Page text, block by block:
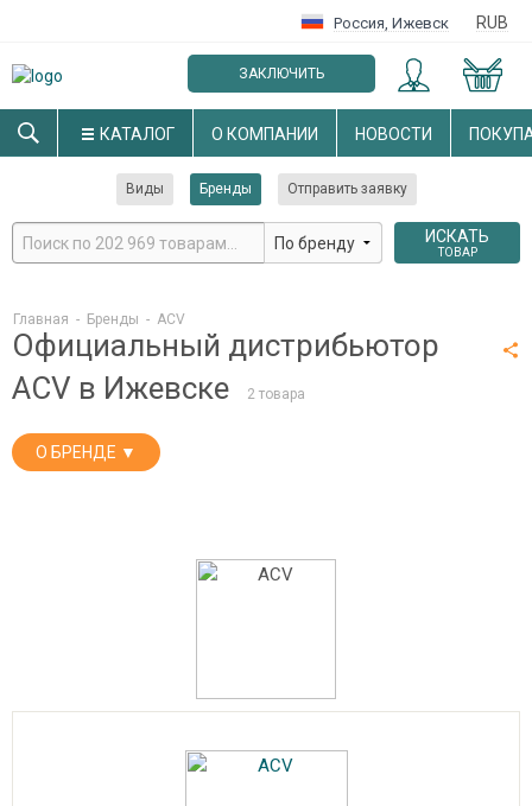
Россия, Ижевск RUB
ЗАКЛЮЧИТЬ
ОПТОВЫЙ ДОГОВОР
КАТАЛОГ О КОМПАНИИ НОВОСТИ
Виды Бренды Отправить заявку
ИСКАТЬ
ТОВАР
Главная - Бренды - ACV
Официальный дистрибьютор
ACV в Ижевске
2 товара
О БРЕНДЕ ▼